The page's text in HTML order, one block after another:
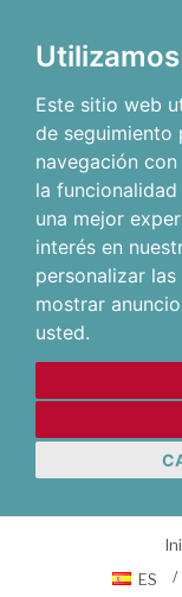
Este sitio web
de seguimiento
navegación
la
una mejor
interés en
personalizar
mostrar
usted.
ES